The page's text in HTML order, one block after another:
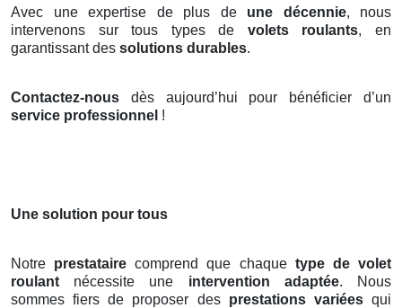
Avec une expertise de plus de une décennie, nous
intervenons sur tous types de volets roulants, en
garantissant des solutions durables.
Contactez-nous dès aujourd’hui pour bénéficier d’un
service professionnel !
Une solution pour tous
Notre prestataire comprend que chaque type de volet
roulant nécessite une intervention adaptée. Nous
sommes fiers de proposer des prestations variéesqui